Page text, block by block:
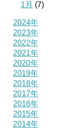
1月 (7)
2024年
2023年
2022年
2021年
2020年
2019年
2018年
2017年
2016年
2015年
2014年